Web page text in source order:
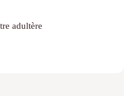
adultère